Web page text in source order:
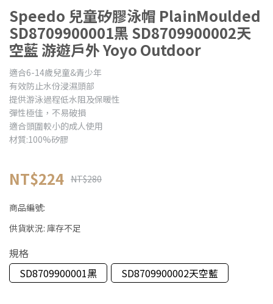
Speedo 兒童矽膠泳帽 PlainMoulded
SD8709900001黑 SD8709900002天
空藍 游遊戶外 Yoyo Outdoor
適合6-14歲兒童&青少年
有效防止水份浸濕頭部
提供游泳過程低水阻及保暖性
彈性極佳，不易破損
適合頭圍較小的成人使用
材質:100%矽膠
NT$224 NT$280
商品編號:
供貨狀況: 庫存不足
規格
SD8709900001黑
SD8709900002天空藍